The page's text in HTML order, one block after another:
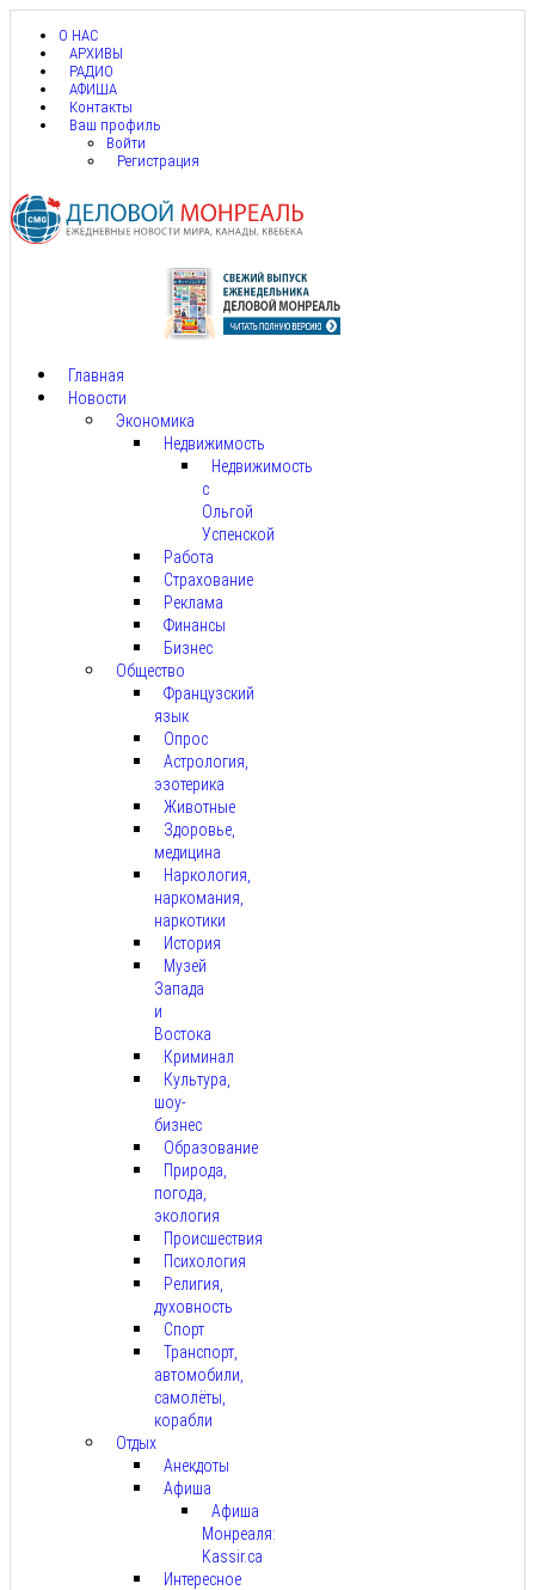
О НАС
АРХИВЫ
РАДИО
АФИША
Контакты
Ваш профиль
Войти
Регистрация
Главная
Новости
Экономика
Недвижимость
Недвижимость
с
Ольгой
Успенской
Работа
Страхование
Реклама
Финансы
Бизнес
Общество
Французский
язык
Опрос
Астрология,
эзотерика
Животные
Здоровье,
медицина
Наркология,
наркомания,
наркотики
История
Музей
Запада
и
Востока
Криминал
Культура,
шоу-
бизнес
Образование
Природа,
погода,
экология
Происшествия
Психология
Религия,
духовность
Спорт
Транспорт,
автомобили,
самолёты,
корабли
Отдых
Анекдоты
Афиша
Афиша
Монреаля:
Kassir.ca
Интересное